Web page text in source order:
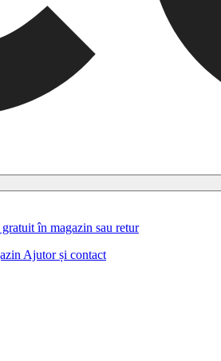
în magazin sau retur
Ajutor și contact